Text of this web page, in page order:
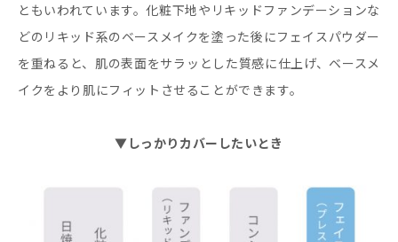
ともいわれています。化粧下地やリキッドファンデーションな
どのリキッド系のベースメイクを塗った後にフェイスパウダー
を重ねると、肌の表面をサラッとした質感に仕上げ、ベースメ
イクをより肌にフィットさせることができます。
▼しっかりカバーしたいとき